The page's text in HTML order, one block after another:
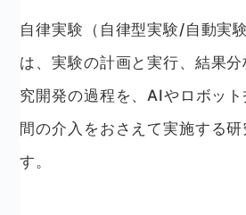
自律実験（自律型実験/自動実
は、実験の計画と実行、結果
究開発の過程を、AIやロボッ
間の介入をおさえて実施する
す。